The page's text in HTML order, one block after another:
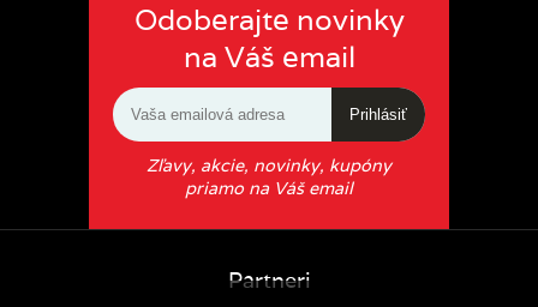
Odoberajte novinky
na Váš email
Prihlásiť
Zľavy, akcie, novinky, kupóny
priamo na Váš email
Partneri